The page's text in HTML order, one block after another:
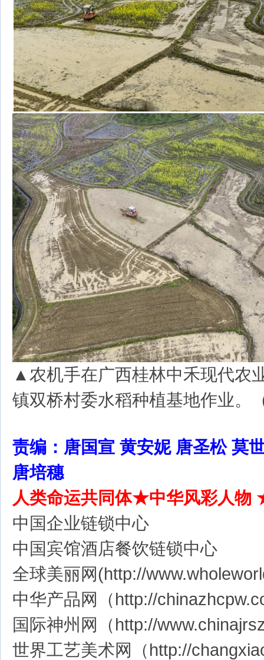
▲农机手在广西桂林中禾现代农
镇双桥村委水稻种植基地作业。
责编：唐国宣 黄安妮 唐圣松 莫
唐培穗
人类命运共同体★中华风彩人物
中国企业链锁中心
中国宾馆酒店餐饮链锁中心
全球美丽网(http://
中华产品网（http://
国际神州网（http://
世界工艺美术网（http://